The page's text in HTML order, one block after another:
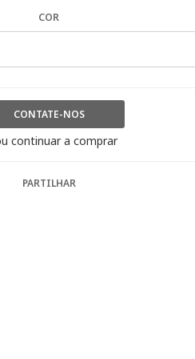
COR
CONTATE-NOS
continuar a comprar
PARTILHAR